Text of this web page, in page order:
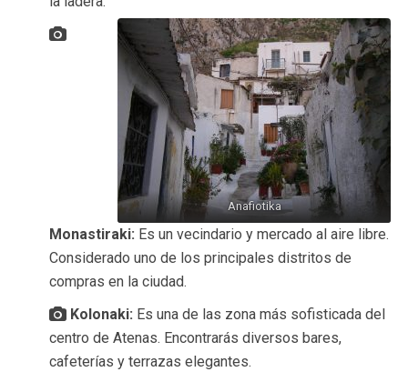
Anafiotika
Monastiraki: Es un vecindario y mercado al aire libre.
Considerado uno de los principales distritos de
compras en la ciudad.
Kolonaki: Es una de las zona más sofisticada del
centro de Atenas. Encontrarás diversos bares,
cafeterías y terrazas elegantes.